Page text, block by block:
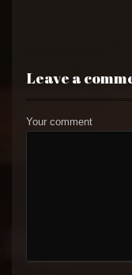
Leave a
Your comment